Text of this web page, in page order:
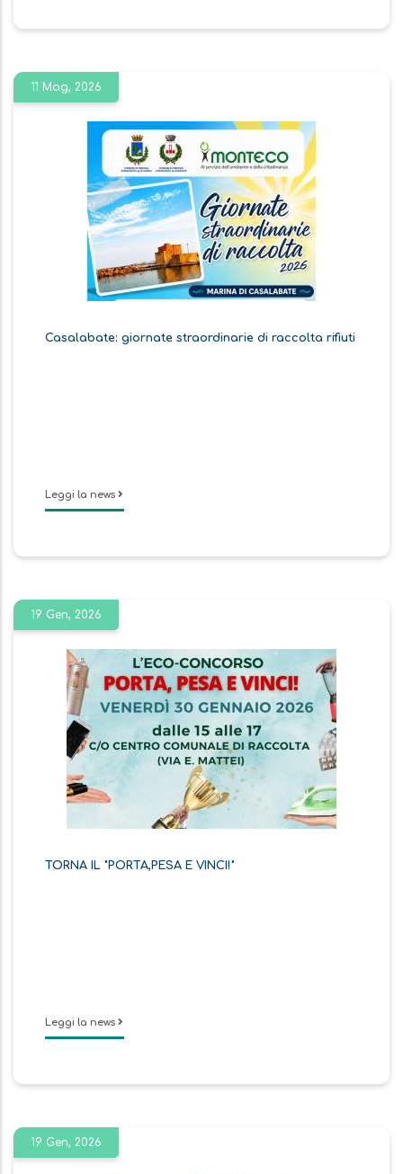
11 Mag, 2026
Casalabate: giornate straordinarie di raccolta rifiuti
Leggi la news
19 Gen, 2026
TORNA IL "PORTA,PESA E VINCI!"
Leggi la news
19 Gen, 2026